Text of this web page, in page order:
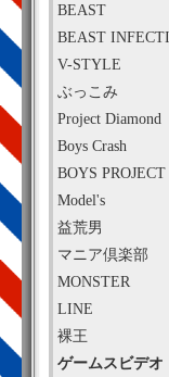
BEAST
BEAST
V-STYLE
ぶっこみ
Project Diamond
Boys Crash
BOYS PROJECT
Model's
益荒男
マニア倶楽部
MONSTER
LINE
裸王
ゲームスビデオ